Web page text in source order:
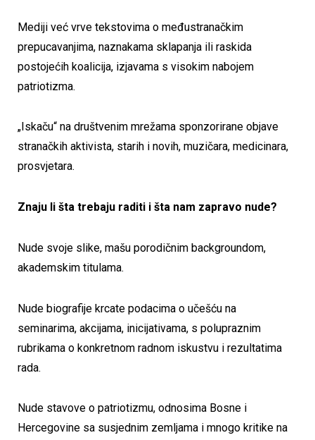
Mediji već vrve tekstovima o međustranačkim
prepucavanjima, naznakama sklapanja ili raskida
postojećih koalicija, izjavama s visokim nabojem
patriotizma.
„Iskaču“ na društvenim mrežama sponzorirane objave
stranačkih aktivista, starih i novih, muzičara, medicinara,
prosvjetara.
Znaju li šta trebaju raditi i šta nam zapravo nude?
Nude svoje slike, mašu porodičnim backgroundom,
akademskim titulama.
Nude biografije krcate podacima o učešću na
seminarima, akcijama, inicijativama, s polupraznim
rubrikama o konkretnom radnom iskustvu i rezultatima
rada.
Nude stavove o patriotizmu, odnosima Bosne i
Hercegovine sa susjednim zemljama i mnogo kritike na